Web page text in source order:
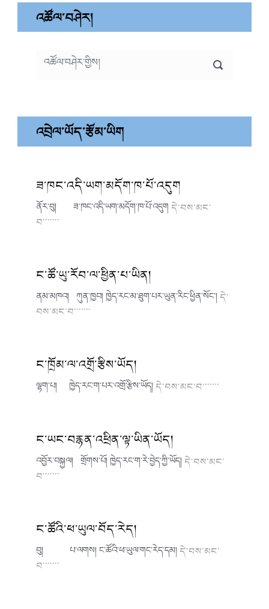
འཚོལ་བཤེར།
འབྲེལ་ཡོད་རྩོམ་ཡིག
ཟ་ཁང་འདི་ཡག་མདོག་ཁ་པོ་འདུག
ནོར་བུ། ཟ་ཁང་འདི་ཡག་མདོག་ཁ་པོ་འདུག དེ་བས་མང་
བ་་་་་་་
ང་ཚོ་ཡུ་རོབ་ལ་ཕྱིན་པ་ཡིན།
ནམ་མཁའ། ཀུན་ཁྱབ། ཁྱེད་རང་མ་ཐུག་པར་ཡུན་རིང་ཕྱིན་སོང་། དེ་
བས་མང་བ་་་་་་་
ང་ཁྲོམ་ལ་འགྲོ་རྩིས་ཡོད།
ལྷག་པ། ཁྱེད་རང་ག་པར་འགྲོ་རྩིས་ཡོད། དེ་བས་མང་བ་་་་་་་
ང་ཡང་བརྙན་འཕྲིན་ལྟ་ཡིན་ཡོད།
འབྱོར་བསྐྱལ། གྲོགས་པོ། ཁྱེད་རང་ག་རེ་བྱེད་ཀྱི་ཡོད། དེ་བས་མང་
བ་་་་་་་
ང་ཚོའི་ཕ་ཡུལ་བོད་རེད།
བུ། པ་ལགས། ང་ཚོའི་ཕ་ཡུལ་གང་རེད་དམ། དེ་བས་མང་
བ་་་་་་་